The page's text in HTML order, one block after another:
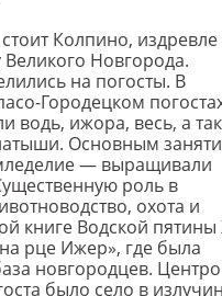
Колпино, издревле
Новгорода.
на погосты. В
Городецком
водь, ижора, весь, а
Основным
— выращивали
роль в
охота и
книге Водской пятины
рце Ижер», где была
новгородцев.
было село в